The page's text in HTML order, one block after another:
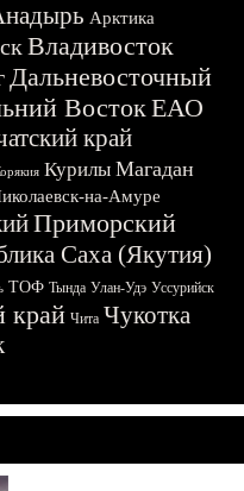
Арктика
Владивосток
Дальневосточный
ВостокЕАО
край
Курилы Магадан
на-Амуре
Приморский
Саха (Якутия)
ТОФ Тында Улан-Удэ Уссурийск
край Чита Чукотка